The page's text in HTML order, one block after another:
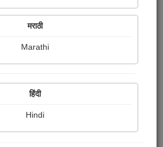
मराठी
Marathi
हिंदी
Hindi